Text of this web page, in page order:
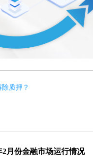
质押？
2月份金融市场运行情况